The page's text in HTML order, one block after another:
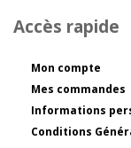
Accès rapide
Mon compte
Mes commandes
Informations
Conditions